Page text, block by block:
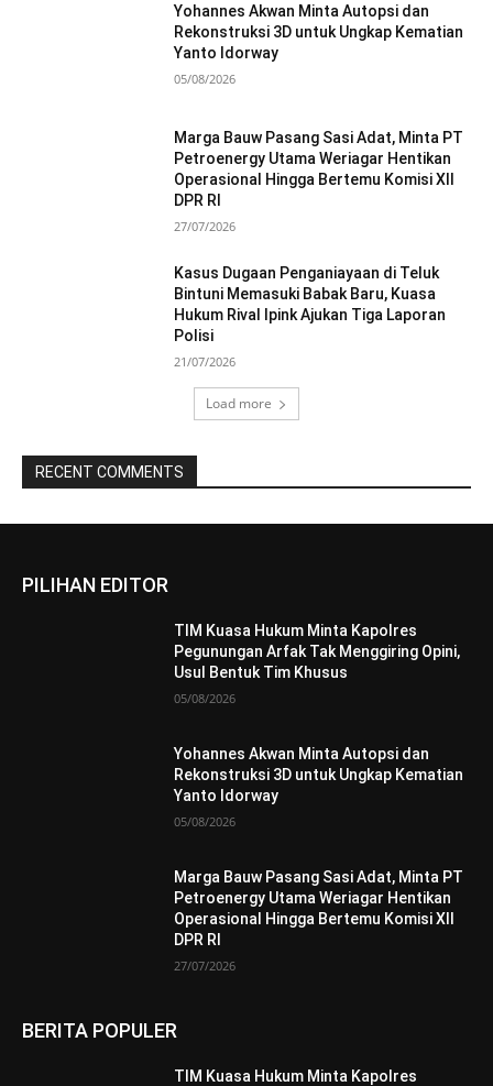
Yohannes Akwan Minta Autopsi dan
Rekonstruksi 3D untuk Ungkap Kematian
Yanto Idorway
05/08/2026
Marga Bauw Pasang Sasi Adat, Minta PT
Petroenergy Utama Weriagar Hentikan
Operasional Hingga Bertemu Komisi XII
DPR RI
27/07/2026
Kasus Dugaan Penganiayaan di Teluk
Bintuni Memasuki Babak Baru, Kuasa
Hukum Rival Ipink Ajukan Tiga Laporan
Polisi
21/07/2026
Load more
RECENT COMMENTS
PILIHAN EDITOR
TIM Kuasa Hukum Minta Kapolres
Pegunungan Arfak Tak Menggiring Opini,
Usul Bentuk Tim Khusus
05/08/2026
Yohannes Akwan Minta Autopsi dan
Rekonstruksi 3D untuk Ungkap Kematian
Yanto Idorway
05/08/2026
Marga Bauw Pasang Sasi Adat, Minta PT
Petroenergy Utama Weriagar Hentikan
Operasional Hingga Bertemu Komisi XII
DPR RI
27/07/2026
BERITA POPULER
TIM Kuasa Hukum Minta Kapolres